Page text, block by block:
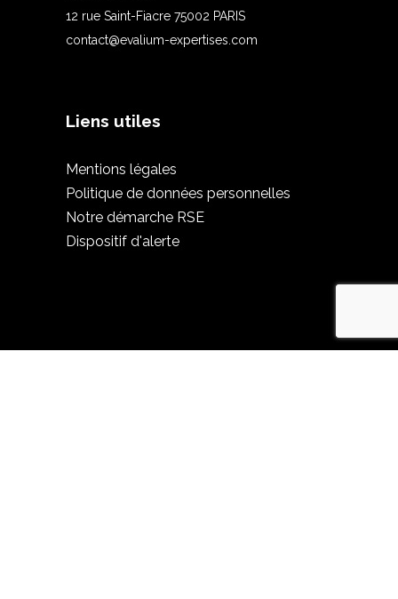
12 rue Saint-Fiacre 75002 PARIS
contact@evalium-expertises.com
Liens utiles
Mentions légales
Politique de données personnelles
Notre démarche RSE
Dispositif d'alerte